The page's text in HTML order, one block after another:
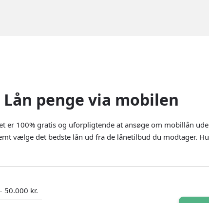
penge via mobilen
er 100% gratis og uforpligtende at ansøge om mobillån
vælge det bedste lån ud fra de lånetilbud du modtager.
50.000 kr.